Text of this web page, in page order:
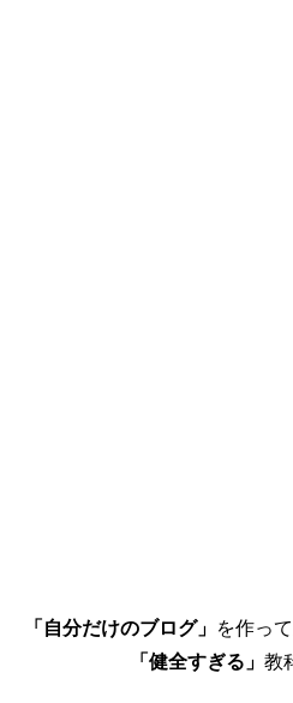
「自分だけのブログ」 を作って
「健全すぎる」 教